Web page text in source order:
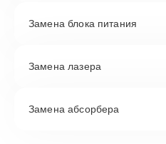
Замена блока питания
Замена лазера
Замена абсорбера